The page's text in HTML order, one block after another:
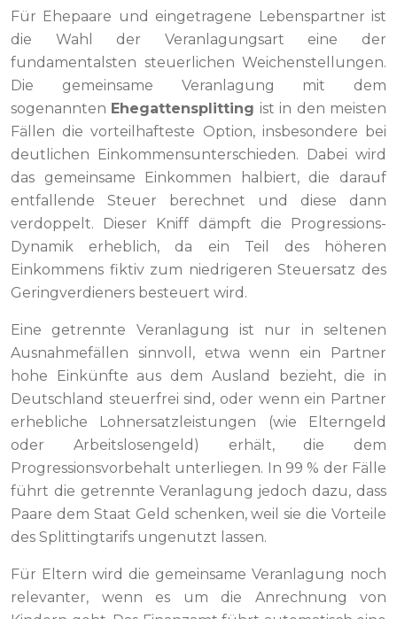
Für Ehepaare und eingetragene Lebenspartner ist
die Wahl der Veranlagungsart eine der
fundamentalsten steuerlichen Weichenstellungen.
Die gemeinsame Veranlagung mit dem
sogenannten Ehegattensplitting ist in den meisten
Fällen die vorteilhafteste Option, insbesondere bei
deutlichen Einkommensunterschieden. Dabei wird
das gemeinsame Einkommen halbiert, die darauf
entfallende Steuer berechnet und diese dann
verdoppelt. Dieser Kniff dämpft die Progressions-
Dynamik erheblich, da ein Teil des höheren
Einkommens fiktiv zum niedrigeren Steuersatz des
Geringverdieners besteuert wird.
Eine getrennte Veranlagung ist nur in seltenen
Ausnahmefällen sinnvoll, etwa wenn ein Partner
hohe Einkünfte aus dem Ausland bezieht, die in
Deutschland steuerfrei sind, oder wenn ein Partner
erhebliche Lohnersatzleistungen (wie Elterngeld
oder Arbeitslosengeld) erhält, die dem
Progressionsvorbehalt unterliegen. In 99 % der Fälle
führt die getrennte Veranlagung jedoch dazu, dass
Paare dem Staat Geld schenken, weil sie die Vorteile
des Splittingtarifs ungenutzt lassen.
Für Eltern wird die gemeinsame Veranlagung noch
relevanter, wenn es um die Anrechnung von